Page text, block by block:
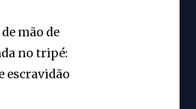
mão de
no tripé:
escravidão